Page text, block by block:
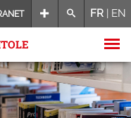
FR | EN